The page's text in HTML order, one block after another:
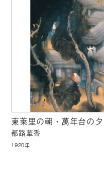
東萊里の朝・萬年台の夕
都路華香
1920年